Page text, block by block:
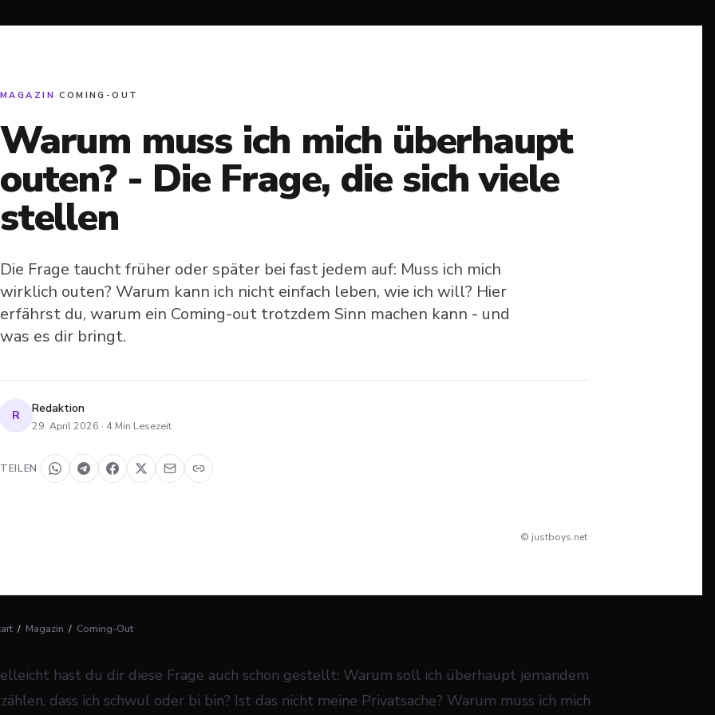
MAGAZIN ·COMING-OUT
Warum muss ich mich überhaupt
outen? - Die Frage, die sich viele
stellen
Die Frage taucht früher oder später bei fast jedem auf: Muss ich mich
wirklich outen? Warum kann ich nicht einfach leben, wie ich will? Hier
erfährst du, warum ein Coming-out trotzdem Sinn machen kann - und
was es dir bringt.
R Redaktion
29. April 2026 · 4 Min Lesezeit
TEILEN
© justboys.net
/ Magazin / Coming-Out
hast du dir diese Frage auch schon gestellt: Warum soll ich überhaupt jemandem
dass ich schwul oder bi bin? Ist das nicht meine Privatsache? Warum muss ich mich